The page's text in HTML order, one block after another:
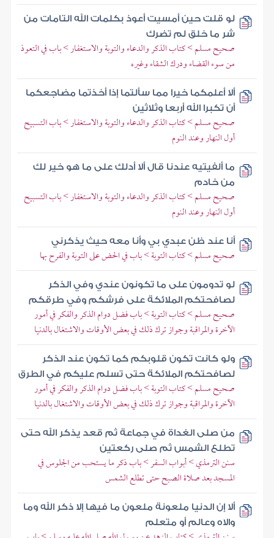
لو قلت حين أمسيت أعوذ بكلمات الله التامات من
شر ما خلق لم تضرك
صحيح مسلم > كتاب الذكر والدعاء والتوبة والاستغفار > باب في التعوذ
من سوء القضاء ودرك الشقاء وغيره
ألا أعلمكما خيرا مما سألتما إذا أخذتما مضاجعكما
أن تكبرا الله أربعا وثلاثين
صحيح مسلم > كتاب الذكر والدعاء والتوبة والاستغفار > باب التسبيح
أول النهار وعند النوم
ما ألفيتيه عندنا قال ألا أدلك على ما هو خير لك
من خادم
صحيح مسلم > كتاب الذكر والدعاء والتوبة والاستغفار > باب التسبيح
أول النهار وعند النوم
أنا عند ظن عبدي بي وأنا معه حيث يذكرني
صحيح مسلم > كتاب التوبة > باب في الحض على التوبة والفرح بها
لو تدومون على ما تكونون عندي وفي الذكر
لصافحتكم الملائكة على فرشكم وفي طرقكم
صحيح مسلم > كتاب التوبة > باب فضل دوام الذكر والفكر في أمور
الآخرة والمراقبة وجواز ترك ذلك في بعض الأوقات والاشتغال بالدنيا
ولو كانت تكون قلوبكم كما تكون عند الذكر
لصافحتكم الملائكة حتى تسلم عليكم في الطرق
صحيح مسلم > كتاب التوبة > باب فضل دوام الذكر والفكر في أمور
الآخرة والمراقبة وجواز ترك ذلك في بعض الأوقات والاشتغال بالدنيا
من صلى الغداة في جماعة ثم قعد يذكر الله حتى
تطلع الشمس ثم صلى ركعتين
سنن الترمذي > أبواب السفر > باب ذكر ما يستحب من الجلوس في
المسجد بعد صلاة الصبح حتى تطلع الشمس
ألا إن الدنيا ملعونة ملعون ما فيها إلا ذكر الله وما
والاه وعالم أو متعلم